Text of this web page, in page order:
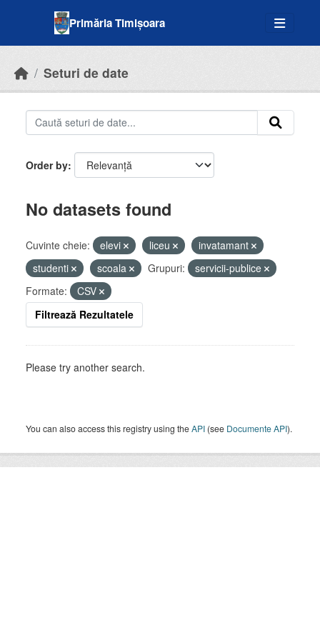
Primăria Timișoara
Seturi de date
Order by
No datasets found
Cuvinte cheie: elevi liceu
invatamant
studenti
scoala Grupuri:
servicii-publice
Formate:
CSV
Filtrează Rezultatele
Please try another search.
You can also access this registry using theAPI (see Documente API).